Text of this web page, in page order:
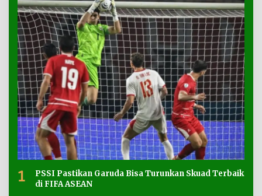
1
PSSI Pastikan Garuda Bisa Turunkan Skuad Terbaik
di FIFA ASEAN